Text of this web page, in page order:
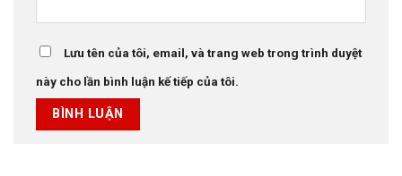
Lưu tên của tôi, email, và trang web trong trình duyệt
này cho lần bình luận kế tiếp của tôi.